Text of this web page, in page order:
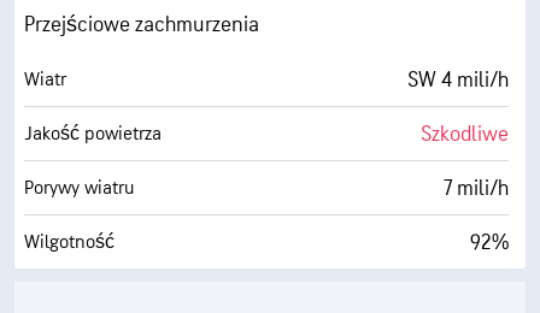
Przejściowe zachmurzenia
Wiatr SW 4 mili/h
Jakość powietrza Szkodliwe
Porywy wiatru 7 mili/h
Wilgotność 92%